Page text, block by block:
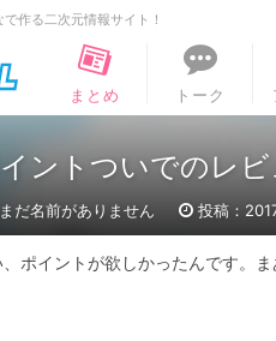
作る二次元情報サイト！
DLチャンネル
まとめ
トーク
ントついでのレビ
まだ名前がありません 投稿：
、ポイントが欲しかったんです。